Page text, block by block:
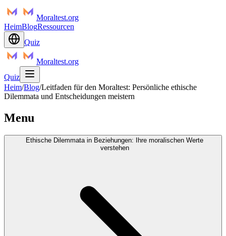
Moraltest.org
HeimBlogRessourcen
Quiz
Moraltest.org
Quiz
Heim/Blog/Leitfaden für den Moraltest: Persönliche ethische
Dilemmata und Entscheidungen meistern
Menu
Ethische Dilemmata in Beziehungen: Ihre moralischen Werte
verstehen